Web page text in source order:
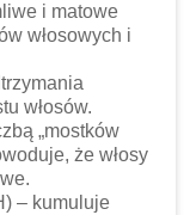
i matowe
włosowych i
włosów.
„mostków
że włosy
– kumuluje